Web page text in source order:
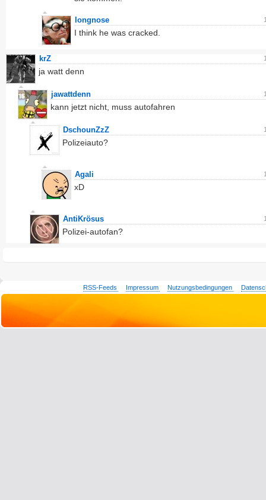
longnose
I think he was cracked.
krZ
ja watt denn
jawattdenn
kann jetzt nicht, muss autofahren
DschounZzZ
Polizeiauto?
Agali
xD
AntiKrösus
Polizei-autofan?
RSS-Feeds Impressum Nutzungsbedingungen